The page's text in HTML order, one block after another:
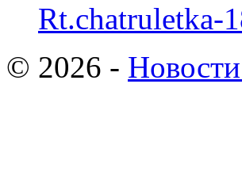
Rt.chatruletka-
© 2026 -